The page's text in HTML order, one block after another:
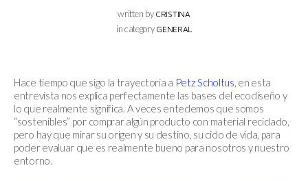
written by CRISTINA
in category GENERAL
Hace tiempo que sigo la trayectoria a Petz Scholtus, en esta
entrevista nos explica perfectamente las bases del ecodiseño y
lo que realmente significa. A veces entedemos que somos
“sostenibles” por comprar algún producto con material reciclado,
pero hay que mirar su origen y su destino, su ciclo de vida, para
poder evaluar que es realmente bueno para nosotros y nuestro
entorno.